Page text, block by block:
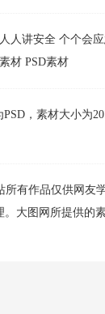
人人讲安全 个个会
材 PSD素材
，素材大小为
有作品仅供网友
。大图网所提供的